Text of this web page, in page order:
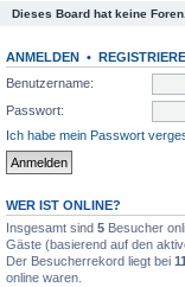
Dieses Board hat keine Foren.
ANMELDEN •
Benutzername:
Passwort:
Ich habe mein Passwort
WER IST ONLINE?
Insgesamt sind 5 Besucher
Gäste (basierend auf den
Der Besucherrekord liegt bei
online waren.